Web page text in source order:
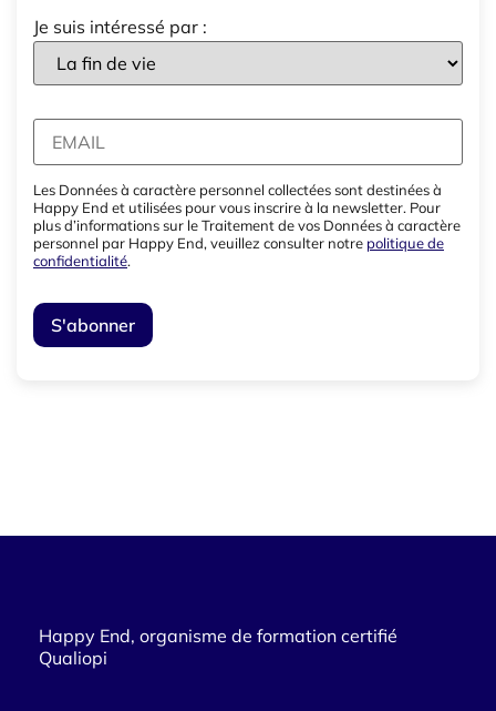
Je suis intéressé par :
Les Données à caractère personnel collectées sont destinées à
Happy End et utilisées pour vous inscrire à la newsletter. Pour
plus d’informations sur le Traitement de vos Données à caractère
personnel par Happy End, veuillez consulter notre politique de
confidentialité.
Happy End, organisme de formation certifié
Qualiopi